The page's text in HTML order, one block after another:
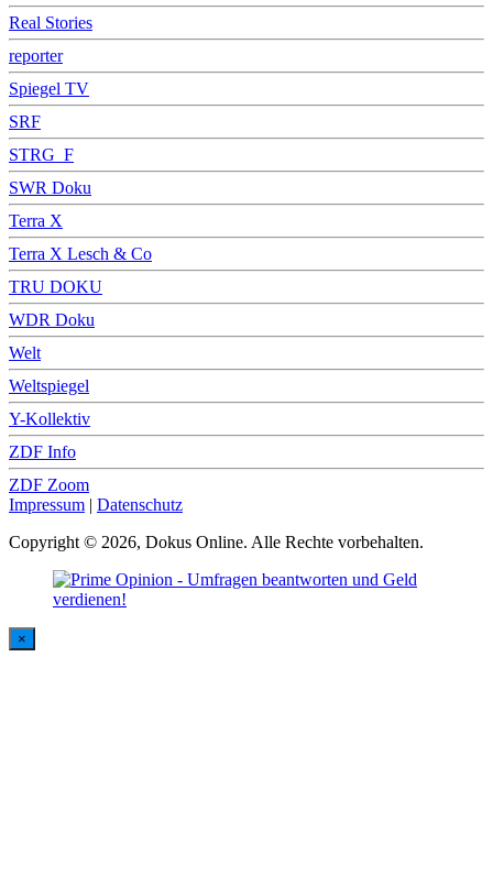
Real Stories
reporter
Spiegel TV
SRF
STRG_F
SWR Doku
Terra X
Terra X Lesch & Co
TRU DOKU
WDR Doku
Welt
Weltspiegel
Y-Kollektiv
ZDF Info
ZDF Zoom
Impressum | Datenschutz
Copyright © 2026, Dokus Online. Alle Rechte vorbehalten.
×